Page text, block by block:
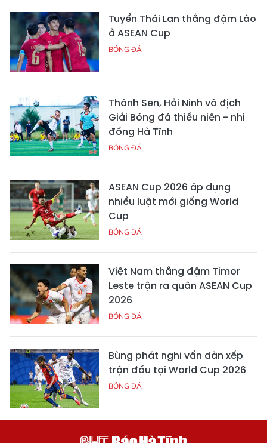
Tuyển Thái Lan thắng đậm Lào
ở ASEAN Cup
BÓNG ĐÁ
Thành Sen, Hải Ninh vô địch
Giải Bóng đá thiếu niên - nhi
đồng Hà Tĩnh
BÓNG ĐÁ
ASEAN Cup 2026 áp dụng
nhiều luật mới giống World
Cup
BÓNG ĐÁ
Việt Nam thắng đậm Timor
Leste trận ra quân ASEAN Cup
2026
BÓNG ĐÁ
Bùng phát nghi vấn dàn xếp
trận đấu tại World Cup 2026
BÓNG ĐÁ